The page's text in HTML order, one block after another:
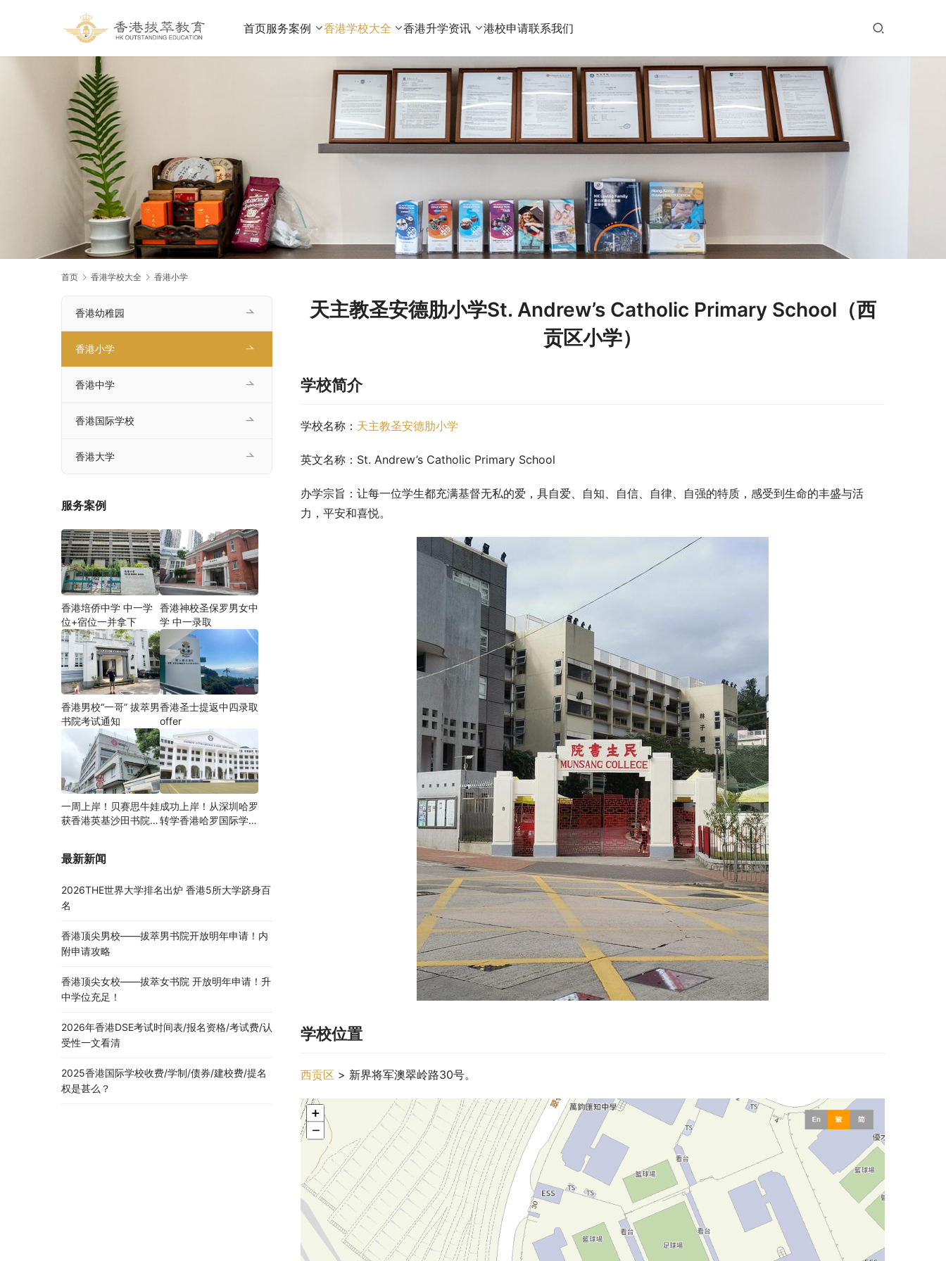
首页服务案例 香港学校大全 香港升学资讯 港校申请联系我们
首页 香港学校大全 香港小学
天主教圣安德肋小学St. Andrew’s Catholic Primary School（西
贡区小学）
学校简介
学校名称： 天主教圣安德肋小学
英文名称：St. Andrew’s Catholic Primary School
办学宗旨：让每一位学生都充满基督无私的爱，具自爱、自知、自信、自律、自强的特质，感受到生命的丰盛与活
力，平安和喜悦。
学校位置
西贡区 > 新界将军澳翠岭路30号。
香港幼稚园
香港小学
香港中学
香港国际学校
香港大学
服务案例
香港培侨中学 中一学
位+宿位一并拿下
香港神校圣保罗男女中
学 中一录取
香港男校“一哥” 拔萃男
书院考试通知
香港圣士提返中四录取
offer
一周上岸！贝赛思牛娃
获香港英基沙田书院录
成功上岸！从深圳哈罗
转学香港哈罗国际学
最新新闻
2026THE世界大学排名出炉 香港5所大学跻身百
名
香港顶尖男校——拔萃男书院开放明年申请！内
附申请攻略
香港顶尖女校——拔萃女书院 开放明年申请！升
中学位充足！
2026年香港DSE考试时间表/报名资格/考试费/认
受性一文看清
2025香港国际学校收费/学制/债券/建校费/提名
权是甚么？